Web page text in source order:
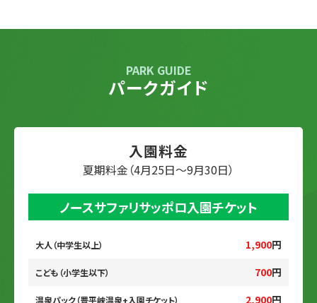
PARK GUIDE
パークガイド
入園料金
夏期料金（4月25日～9月30日）
ノースサファリサッポロ入園チケット
大人（中学生以上） 1,900円
こども（小学生以下） 700円
温泉パック（豊平峡温泉+入園チケット） 2,900円